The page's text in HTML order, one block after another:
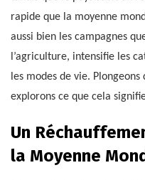
rapide que la moyenne
aussi bien les campagnes
l’agriculture, intensifie les
les modes de vie.
explorons ce que cela
Un
la Moyenne